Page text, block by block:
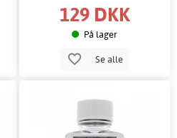
129 DKK
På lager
Se alle